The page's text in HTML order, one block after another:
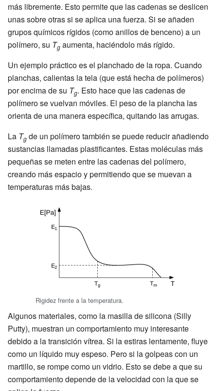
más libremente. Esto permite que las cadenas se deslicen
unas sobre otras si se aplica una fuerza. Si se añaden
grupos químicos rígidos (como anillos de benceno) a un
polímero, su Tg aumenta, haciéndolo más rígido.
Un ejemplo práctico es el planchado de la ropa. Cuando
planchas, calientas la tela (que está hecha de polímeros)
por encima de su Tg. Esto hace que las cadenas de
polímero se vuelvan móviles. El peso de la plancha las
orienta de una manera específica, quitando las arrugas.
La Tg de un polímero también se puede reducir añadiendo
sustancias llamadas plastificantes. Estas moléculas más
pequeñas se meten entre las cadenas del polímero,
creando más espacio y permitiendo que se muevan a
temperaturas más bajas.
Rigidez frente a la temperatura.
Algunos materiales, como la masilla de silicona (Silly
Putty), muestran un comportamiento muy interesante
debido a la transición vítrea. Si la estiras lentamente, fluye
como un líquido muy espeso. Pero si la golpeas con un
martillo, se rompe como un vidrio. Esto se debe a que su
comportamiento depende de la velocidad con la que se